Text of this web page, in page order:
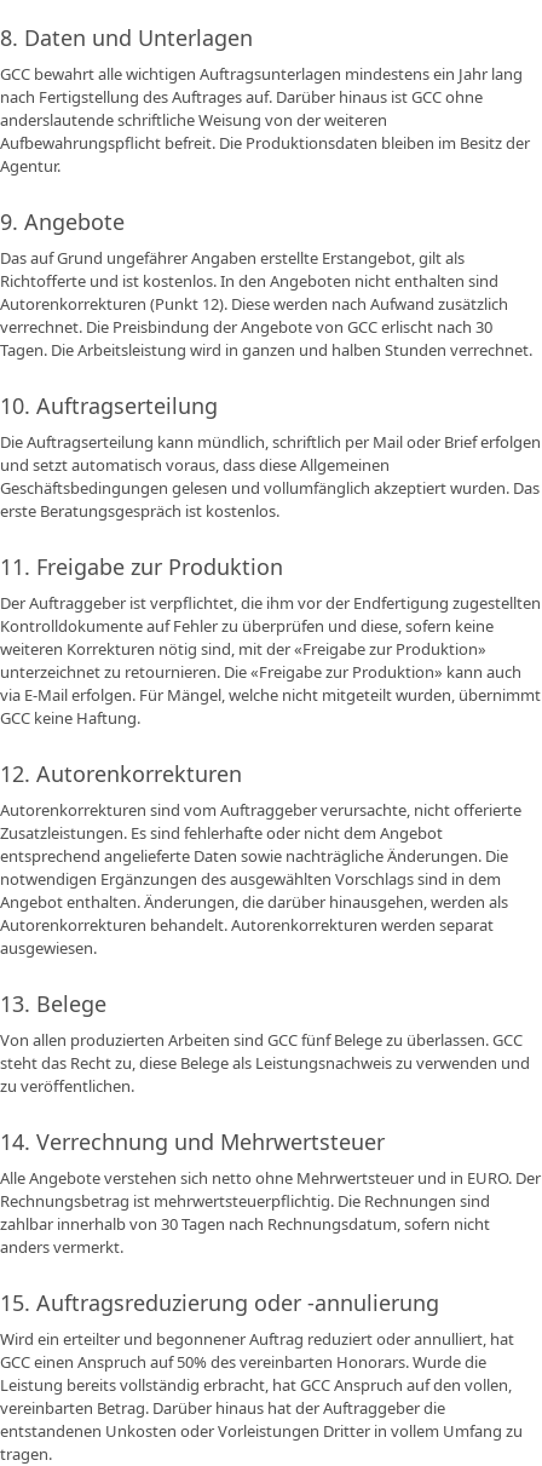
8. Daten und Unterlagen
GCC bewahrt alle wichtigen Auftragsunterlagen mindestens ein Jahr lang
nach Fertigstellung des Auftrages auf. Darüber hinaus ist GCC ohne
anderslautende schriftliche Weisung von der weiteren
Aufbewahrungspflicht befreit. Die Produktionsdaten bleiben im Besitz der
Agentur.
9. Angebote
Das auf Grund ungefährer Angaben erstellte Erstangebot, gilt als
Richtofferte und ist kostenlos. In den Angeboten nicht enthalten sind
Autorenkorrekturen (Punkt 12). Diese werden nach Aufwand zusätzlich
verrechnet. Die Preisbindung der Angebote von GCC erlischt nach 30
Tagen. Die Arbeitsleistung wird in ganzen und halben Stunden verrechnet.
10. Auftragserteilung
Die Auftragserteilung kann mündlich, schriftlich per Mail oder Brief erfolgen
und setzt automatisch voraus, dass diese Allgemeinen
Geschäftsbedingungen gelesen und vollumfänglich akzeptiert wurden. Das
erste Beratungsgespräch ist kostenlos.
11. Freigabe zur Produktion
Der Auftraggeber ist verpflichtet, die ihm vor der Endfertigung zugestellten
Kontrolldokumente auf Fehler zu überprüfen und diese, sofern keine
weiteren Korrekturen nötig sind, mit der «Freigabe zur Produktion»
unterzeichnet zu retournieren. Die «Freigabe zur Produktion» kann auch
via E-Mail erfolgen. Für Mängel, welche nicht mitgeteilt wurden, übernimmt
GCC keine Haftung.
12. Autorenkorrekturen
Autorenkorrekturen sind vom Auftraggeber verursachte, nicht offerierte
Zusatzleistungen. Es sind fehlerhafte oder nicht dem Angebot
entsprechend angelieferte Daten sowie nachträgliche Änderungen. Die
notwendigen Ergänzungen des ausgewählten Vorschlags sind in dem
Angebot enthalten. Änderungen, die darüber hinausgehen, werden als
Autorenkorrekturen behandelt. Autorenkorrekturen werden separat
ausgewiesen.
13. Belege
Von allen produzierten Arbeiten sind GCC fünf Belege zu überlassen. GCC
steht das Recht zu, diese Belege als Leistungsnachweis zu verwenden und
zu veröffentlichen.
14. Verrechnung und Mehrwertsteuer
Alle Angebote verstehen sich netto ohne Mehrwertsteuer und in EURO. Der
Rechnungsbetrag ist mehrwertsteuerpflichtig. Die Rechnungen sind
zahlbar innerhalb von 30 Tagen nach Rechnungsdatum, sofern nicht
anders vermerkt.
15. Auftragsreduzierung oder -annulierung
Wird ein erteilter und begonnener Auftrag reduziert oder annulliert, hat
GCC einen Anspruch auf 50% des vereinbarten Honorars. Wurde die
Leistung bereits vollständig erbracht, hat GCC Anspruch auf den vollen,
vereinbarten Betrag. Darüber hinaus hat der Auftraggeber die
entstandenen Unkosten oder Vorleistungen Dritter in vollem Umfang zu
tragen.